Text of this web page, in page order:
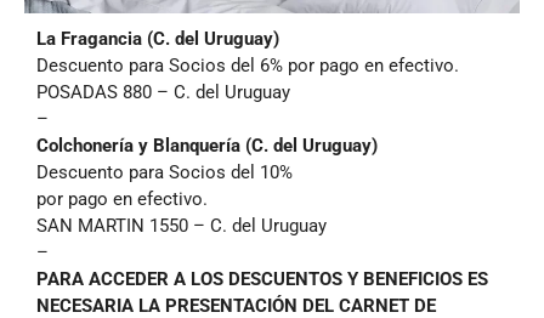
La Fragancia (C. del Uruguay)
Descuento para Socios del 6% por pago en efectivo.
POSADAS 880 – C. del Uruguay
–
Colchonería y Blanquería (C. del Uruguay)
Descuento para Socios del 10%
por pago en efectivo.
SAN MARTIN 1550 – C. del Uruguay
–
PARA ACCEDER A LOS DESCUENTOS Y BENEFICIOS ES
NECESARIA LA PRESENTACIÓN DEL CARNET DE